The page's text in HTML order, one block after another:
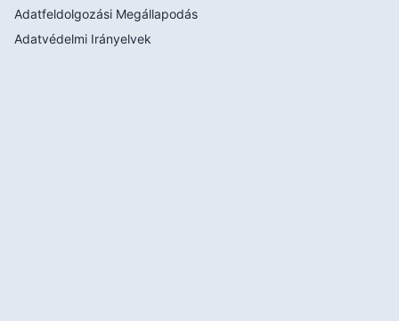
Adatfeldolgozási Megállapodás
Adatvédelmi Irányelvek